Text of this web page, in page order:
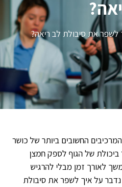
לשפר את סיבולת לב ריאה?
החשובים ביותר של כושר
ביכולת של הגוף לספק חמצן
לאורך זמן מבלי להרגיש
על איך לשפר את סיבולת